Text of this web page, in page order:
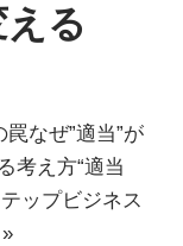
る
なぜ”適当”が
考え方“適当
ップビジネス